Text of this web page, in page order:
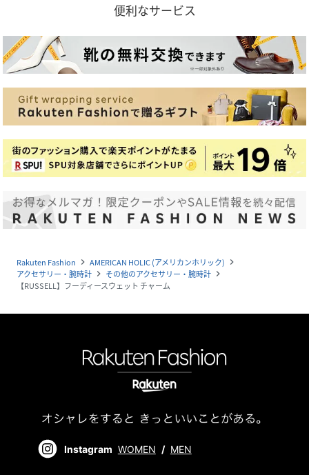
便利なサービス
Rakuten Fashion navigate_next AMERICAN HOLIC (アメリカンホリック) navigate_next
アクセサリー・腕時計 navigate_next その他のアクセサリー・腕時計 navigate_next
【RUSSELL】フーディースウェット チャーム
Instagram WOMEN / MEN